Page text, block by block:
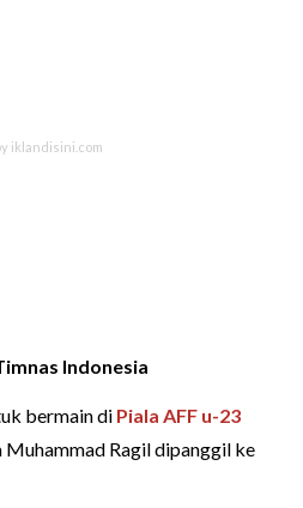
Indonesia
bermain di Piala AFF u-23
Ragil dipanggil ke